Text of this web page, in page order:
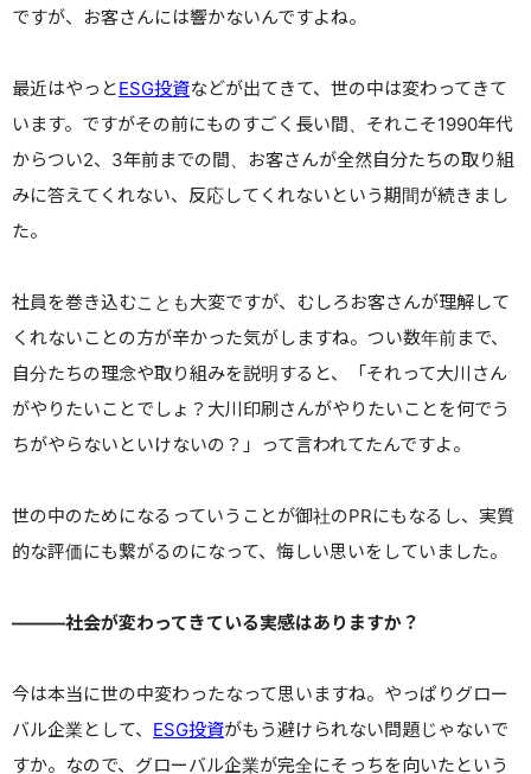
ですが、お客さんには響かないんですよね。
最近はやっとESG投資などが出てきて、世の中は変わってきて
います。 ですがその前にものすごく長い間、それこそ1990年代
からつい2、3年前までの間、お客さんが全然自分たちの取り組
みに答えてくれない、反応してくれないという期間が続きまし
た。
社員を巻き込むことも大変ですが、むしろお客さんが理解して
くれないことの方が辛かった気がしますね。 つい数年前まで、
自分たちの理念や取り組みを説明すると、
「それって大川さん
がやりたいことでしょ？大川印刷さんがやりたいことを何でう
ちがやらないといけないの？」
って言われてたんですよ。
世の中のためになるっていうことが御社のPRにもなるし、実質
的な評価にも繋がるのになって、悔しい思いをしていました。
———社会が変わってきている実感はありますか？
今は本当に世の中変わったなって思いますね。 やっぱりグロー
バル企業として、 ESG投資がもう避けられない問題じゃないで
すか。 なので、 グローバル企業が完全にそっちを向いたという